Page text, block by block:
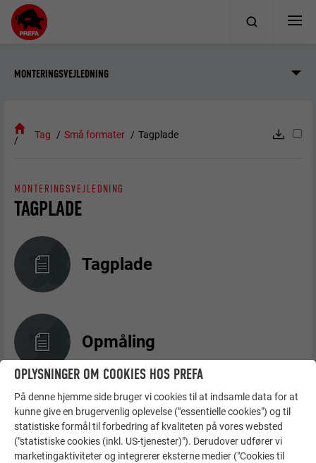
MONTERINGSVEJLEDNING
Tag Små formater Tagplade
TAGPLADE
MONTERINGSVEJLEDNING
Tagplade
Opmåling
Delingsmål (snormål)
OPLYSNINGER OM COOKIES HOS PREFA
På denne hjemme side bruger vi cookies til at indsamle data for at
kunne give en brugervenlig oplevelse ("essentielle cookies") og til
statistiske formål til forbedring af kvaliteten på vores websted
("statistiske cookies (inkl. US-tjenester)"). Derudover udfører vi
marketingaktiviteter og integrerer eksterne medier ("Cookies til